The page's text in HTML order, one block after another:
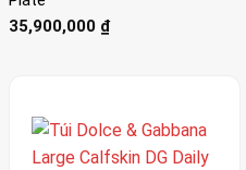
35,900,000 ₫